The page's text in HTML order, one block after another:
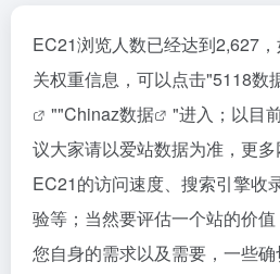
EC21浏览人数已经达到2,627
关权重信息，可以点击"5118数
""Chinaz数据
"进入；以目
议大家请以爱站数据为准，更多
EC21的访问速度、搜索引擎收
验等；当然要评估一个站的价
您自身的需求以及需要，一些